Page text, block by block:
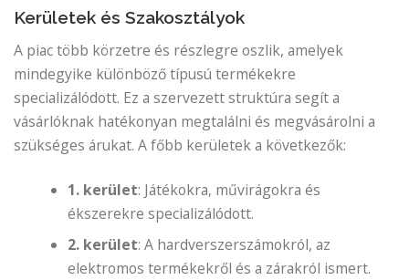
Kerületek és Szakosztályok
A piac több körzetre és részlegre oszlik, amelyek
mindegyike különböző típusú termékekre
specializálódott. Ez a szervezett struktúra segít a
vásárlóknak hatékonyan megtalálni és megvásárolni a
szükséges árukat. A főbb kerületek a következők:
1. kerület: Játékokra, művirágokra és
ékszerekre specializálódott.
2. kerület: A hardverszerszámokról, az
elektromos termékekről és a zárakról ismert.